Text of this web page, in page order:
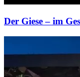
Der Giese – im